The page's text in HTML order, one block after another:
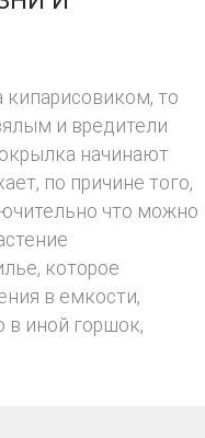
кипарисовиком, то
и вредители
начинают
по причине того,
что можно
которое
в емкости,
в иной горшок,